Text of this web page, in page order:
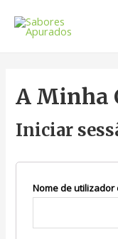
A Minha
Iniciar
Nome de